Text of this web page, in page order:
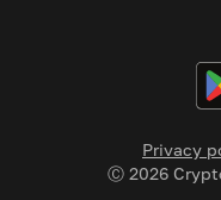
Privacy
Ⓒ 2026